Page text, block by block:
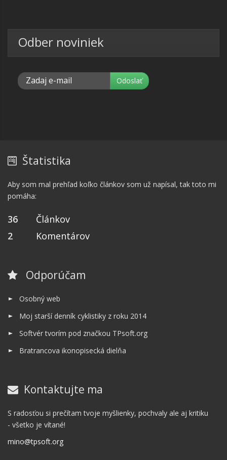
Odber noviniek
Štatistika
Aby som mal prehľad koľko článkov som už napísal, tak toto mi
pomáha:
36
Článkov
2
Komentárov
Odporúčam
Osobný web
Moj starší denník cyklistiky z roku 2014
Softvér tvorím pod značkou TPsoft.org
Bratrancova ikonopisecká dielňa
Kontaktujte ma
S radosťou si prečítam tvoje myšlienky, pochvaly ale aj kritiku
- všetko je vítané!
mino@tpsoft.org